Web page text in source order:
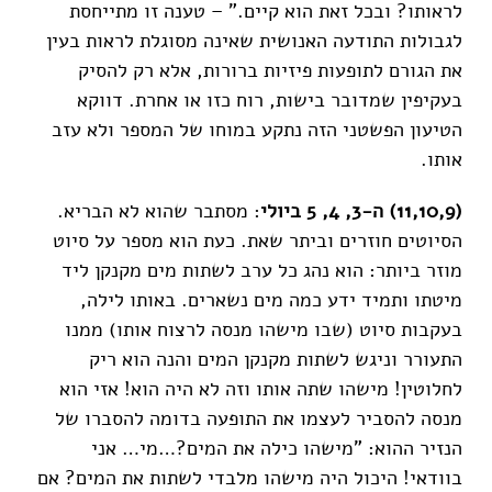
לראותו? ובכל זאת הוא קיים." – טענה זו מתייחסת
לגבולות התודעה האנושית שאינה מסוגלת לראות בעין
את הגורם לתופעות פיזיות ברורות, אלא רק להסיק
בעקיפין שמדובר בישות, רוח כזו או אחרת. דווקא
הטיעון הפשטני הזה נתקע במוחו של המספר ולא עזב
אותו.
(11,10,9) ה-3, 4, 5 ביולי
: מסתבר שהוא לא הבריא.
הסיוטים חוזרים וביתר שאת. כעת הוא מספר על סיוט
מוזר ביותר: הוא נהג כל ערב לשתות מים מקנקן ליד
מיטתו ותמיד ידע כמה מים נשארים. באותו לילה,
בעקבות סיוט (שבו מישהו מנסה לרצוח אותו) ממנו
התעורר וניגש לשתות מקנקן המים והנה הוא ריק
לחלוטין! מישהו שתה אותו וזה לא היה הוא! אזי הוא
מנסה להסביר לעצמו את התופעה בדומה להסברו של
הנזיר ההוא: "מישהו כילה את המים?…מי… אני
בוודאי! היכול היה מישהו מלבדי לשתות את המים? אם